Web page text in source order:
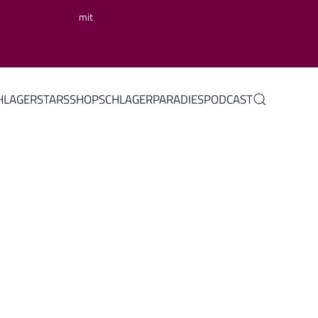
mit
SHOPSCHLAGERPARADIESPODCAST